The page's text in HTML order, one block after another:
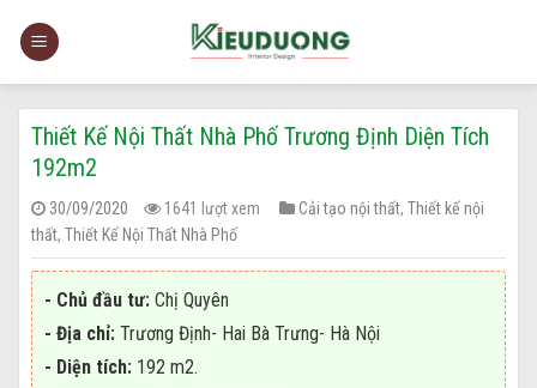
Thiết Kế Nội Thất Nhà Phố Trương Định Diện Tích
192m2
30/09/2020 1641 lượt xem Cải tạo nội thất, Thiết kế nội
thất, Thiết Kế Nội Thất Nhà Phố
- Chủ đầu tư: Chị Quyên
- Địa chỉ: Trương Định- Hai Bà Trưng- Hà Nội
- Diện tích: 192 m2.